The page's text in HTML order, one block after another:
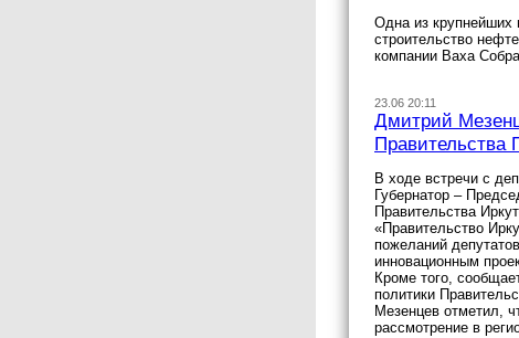
Одна из крупнейших
строительство
компании Ваха
23.06 20:11
Дмитрий
Правительства
В ходе встречи с
Губернатор –
Правительства
«Правительство
пожеланий
инновационным
Кроме того,
политики
Мезенцев отметил,
рассмотрение в